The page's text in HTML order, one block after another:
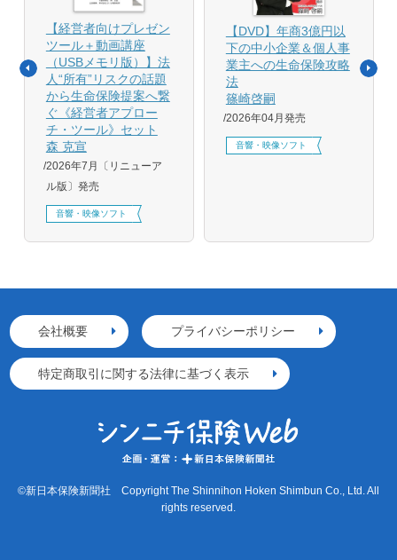
【経営者向けプレゼン
ツール＋動画講座
（USBメモリ版）】法
人“所有”リスクの話題
から生命保険提案へ繋
ぐ《経営者アプロー
チ・ツール》セット
森 克宣
2026年7月〔リニューア
ル版〕発売
音響・映像ソフト
【DVD】年商3億円以
下の中小企業＆個人事
業主への生命保険攻略
法
篠崎啓嗣
2026年04月発売
音響・映像ソフト
会社概要 プライバシーポリシー
特定商取引に関する法律に基づく表示
©新日本保険新聞社 Copyright The Shinnihon Hoken Shimbun Co., Ltd. All
rights reserved.